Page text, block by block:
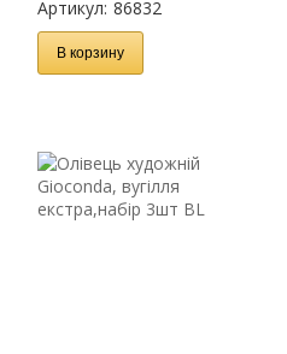
Артикул: 86832
В корзину